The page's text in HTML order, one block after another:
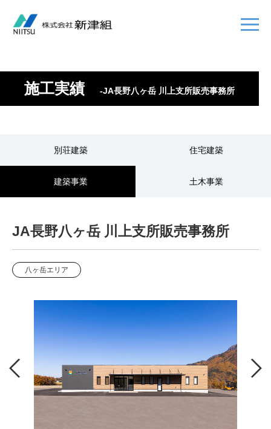
施工実績 -JA長野八ヶ岳 川上支所販売事務所
別荘建築 住宅建築
建築事業 土木事業
JA長野八ヶ岳 川上支所販売事務所
八ヶ岳エリア